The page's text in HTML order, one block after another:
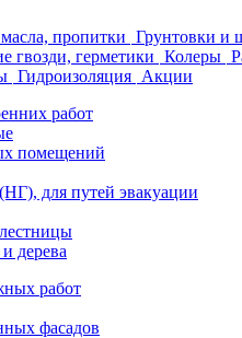
пропитки Грунтовки и
гвозди, герметики Колеры
Гидроизоляция Акции
работ
помещений
для путей эвакуации
дерева
работ
фасадов